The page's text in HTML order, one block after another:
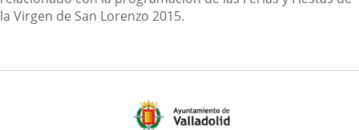
la Virgen de San Lorenzo 2015.